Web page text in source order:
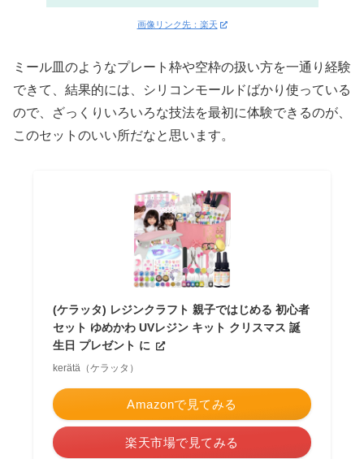
画像リンク先：楽天
ミール皿のようなプレート枠や空枠の扱い方を一通り経験
できて、結果的には、シリコンモールドばかり使っている
ので、ざっくりいろいろな技法を最初に体験できるのが、
このセットのいい所だなと思います。
(ケラッタ) レジンクラフト 親子ではじめる 初心者
セット ゆめかわ UVレジン キット クリスマス 誕
生日 プレゼント に
kerätä（ケラッタ）
Amazonで見てみる
楽天市場で見てみる